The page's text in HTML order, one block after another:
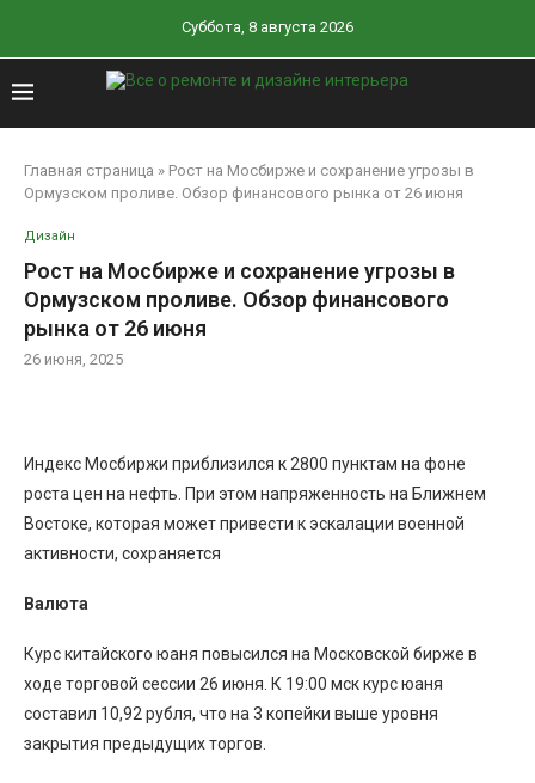
Суббота, 8 августа 2026
Главная страница » Рост на Мосбирже и сохранение угрозы в
Ормузском проливе. Обзор финансового рынка от 26 июня
Дизайн
Рост на Мосбирже и сохранение угрозы в
Ормузском проливе. Обзор финансового
рынка от 26 июня
26 июня, 2025
Индекс Мосбиржи приблизился к 2800 пунктам на фоне
роста цен на нефть. При этом напряженность на Ближнем
Востоке, которая может привести к эскалации военной
активности, сохраняется
Валюта
Курс китайского юаня повысился на Московской бирже в
ходе торговой сессии 26 июня. К 19:00 мск курс юаня
составил 10,92 рубля, что на 3 копейки выше уровня
закрытия предыдущих торгов.